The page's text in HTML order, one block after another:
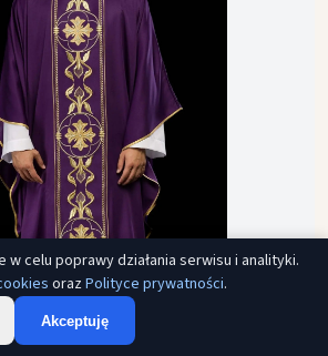
w celu poprawy działania serwisu i analityki.
orazPolityce prywatności.
Akceptuję